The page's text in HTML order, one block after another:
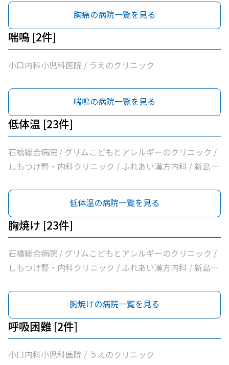
内科・乳腺クリニック / 島田クリニック / 佐藤内科 / コン
フォート下野クリニック / ふじたクリニック / 医療法人社
団輝会つばさクリニック / 藤沼医院 / 石川医院 / やの小児
科医院 / 川嶌内科小児科クリニック / 一般社団法人巨樹の
会新上三川病院 / 小口内科小児科医院 / 山﨑医院 / うえの
らさぎ
胸痛の病院一覧を見る
喘鳴 [2件]
小口内科小児科医院 / うえのクリニック
喘鳴の病院一覧を見る
低体温 [23件]
石橋総合病院 / グリムこどもとアレルギーのクリニック /
しもつけ腎・内科クリニック / ふれあい漢方内科 / 新島内
内科・乳腺クリニック / 島田クリニック / 佐藤内科 / コン
フォート下野クリニック / ふじたクリニック / 医療法人社
団輝会つばさクリニック / 藤沼医院 / 石川医院 / やの小児
科医院 / 川嶌内科小児科クリニック / 一般社団法人巨樹の
会新上三川病院 / 小口内科小児科医院 / 山﨑医院 / うえの
クリニック / せんば医院 / どんどんまもろうクリニックし
低体温の病院一覧を見る
胸焼け [23件]
石橋総合病院 / グリムこどもとアレルギーのクリニック /
しもつけ腎・内科クリニック / ふれあい漢方内科 / 新島内
内科・乳腺クリニック / 島田クリニック / 佐藤内科 / コン
フォート下野クリニック / ふじたクリニック / 医療法人社
団輝会つばさクリニック / 藤沼医院 / 石川医院 / やの小児
科医院 / 川嶌内科小児科クリニック / 一般社団法人巨樹の
会新上三川病院 / 小口内科小児科医院 / 山﨑医院 / うえの
胸焼けの病院一覧を見る
呼吸困難 [2件]
小口内科小児科医院 / うえのクリニック